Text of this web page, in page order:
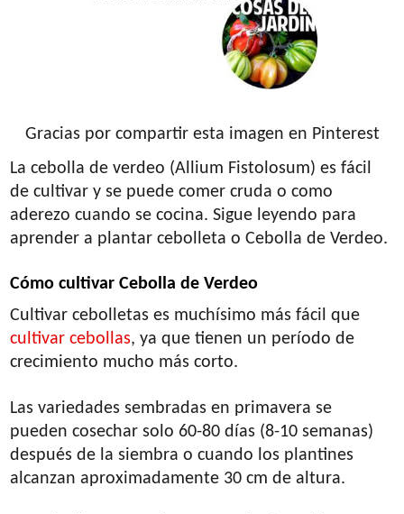
Gracias por compartir esta imagen en Pinterest
La cebolla de verdeo (Allium Fistolosum) es fácil
de cultivar y se puede comer cruda o como
aderezo cuando se cocina. Sigue leyendo para
aprender a plantar cebolleta o Cebolla de Verdeo.
Cómo cultivar Cebolla de Verdeo
Cultivar cebolletas es muchísimo más fácil que
cultivar cebollas, ya que tienen un período de
crecimiento mucho más corto.
Las variedades sembradas en primavera se
pueden cosechar solo 60-80 días (8-10 semanas)
después de la siembra o cuando los plantines
alcanzan aproximadamente 30 cm de altura.